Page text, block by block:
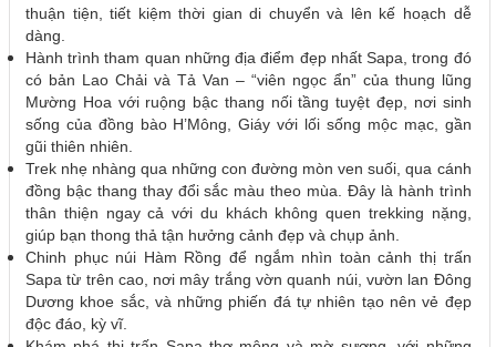
thuận tiện, tiết kiệm thời gian di chuyển và lên kế hoạch dễ
dàng.
Hành trình tham quan những địa điểm đẹp nhất Sapa, trong đó
có bản Lao Chải và Tả Van – “viên ngọc ẩn” của thung lũng
Mường Hoa với ruộng bậc thang nối tầng tuyệt đẹp, nơi sinh
sống của đồng bào H’Mông, Giáy với lối sống mộc mạc, gần
gũi thiên nhiên.
Trek nhẹ nhàng qua những con đường mòn ven suối, qua cánh
đồng bậc thang thay đổi sắc màu theo mùa. Đây là hành trình
thân thiện ngay cả với du khách không quen trekking nặng,
giúp bạn thong thả tận hưởng cảnh đẹp và chụp ảnh.
Chinh phục núi Hàm Rồng để ngắm nhìn toàn cảnh thị trấn
Sapa từ trên cao, nơi mây trắng vờn quanh núi, vườn lan Đông
Dương khoe sắc, và những phiến đá tự nhiên tạo nên vẻ đẹp
độc đáo, kỳ vĩ.